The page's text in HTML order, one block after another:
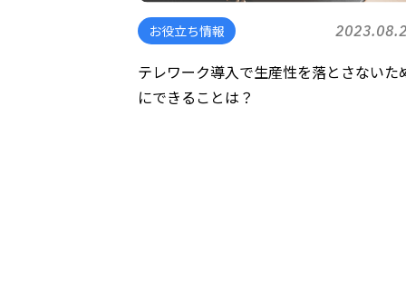
お役立ち情報
テレワーク導入で生産性を落とさないた
にできることは？